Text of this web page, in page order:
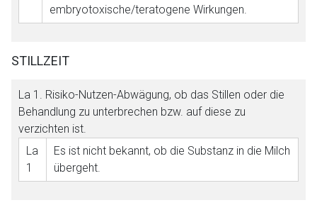
embryotoxische/teratogene Wirkungen.
STILLZEIT
La 1
. Risiko-Nutzen-Abwägung, ob das Stillen oder die
Behandlung zu unterbrechen bzw. auf diese zu
verzichten ist.
La
1
Es ist nicht bekannt, ob die Substanz in die Milch
übergeht.